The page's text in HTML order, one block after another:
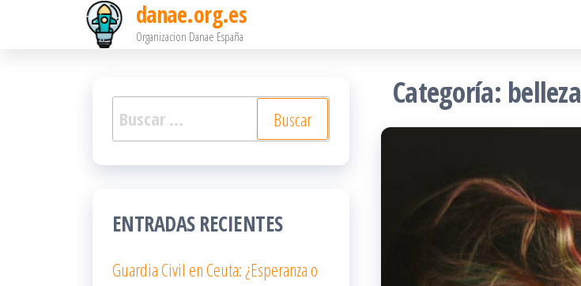
danae.org.es
Organizacion Danae España
Categoría: belleza
Buscar:
ENTRADAS RECIENTES
Guardia Civil en Ceuta: ¿Esperanza o